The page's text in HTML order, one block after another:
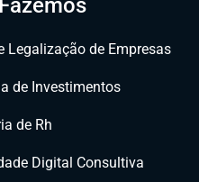
Legalização de Empresas
de Investimentos
de Rh
Digital Consultiva